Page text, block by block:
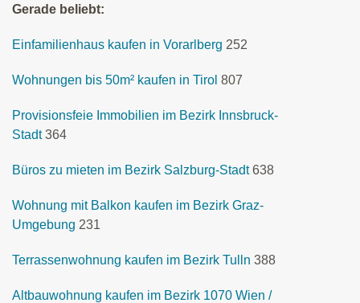
Gerade beliebt:
Einfamilienhaus kaufen in Vorarlberg 252
Wohnungen bis 50m² kaufen in Tirol 807
Provisionsfeie Immobilien im Bezirk Innsbruck-
Stadt 364
Büros zu mieten im Bezirk Salzburg-Stadt 638
Wohnung mit Balkon kaufen im Bezirk Graz-
Umgebung 231
Terrassenwohnung kaufen im Bezirk Tulln 388
Altbauwohnung kaufen im Bezirk 1070 Wien /